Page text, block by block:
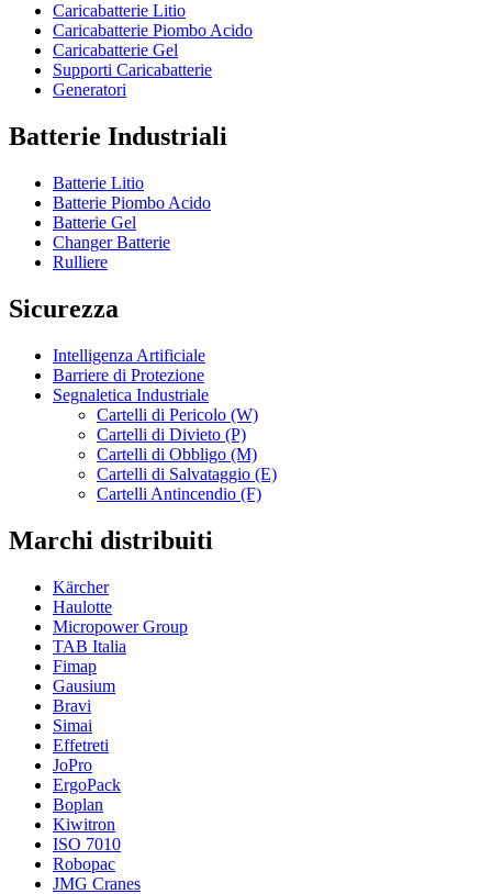
Caricabatterie Litio
Caricabatterie Piombo Acido
Caricabatterie Gel
Supporti Caricabatterie
Generatori
Batterie Industriali
Batterie Litio
Batterie Piombo Acido
Batterie Gel
Changer Batterie
Rulliere
Sicurezza
Intelligenza Artificiale
Barriere di Protezione
Segnaletica Industriale
Cartelli di Pericolo (W)
Cartelli di Divieto (P)
Cartelli di Obbligo (M)
Cartelli di Salvataggio (E)
Cartelli Antincendio (F)
Marchi distribuiti
Kärcher
Haulotte
Micropower Group
TAB Italia
Fimap
Gausium
Bravi
Simai
Effetreti
JoPro
ErgoPack
Boplan
Kiwitron
ISO 7010
Robopac
JMG Cranes